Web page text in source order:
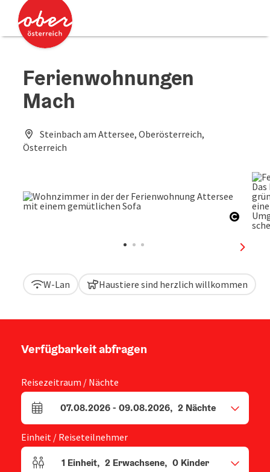
Zum Inhalt
Zum Seitenanfang
Ferienwohnungen
Mach
Steinbach am Attersee, Oberösterreich,
Österreich
W-Lan Haustiere sind herzlich willkommen
Verfügbarkeit abfragen
Reisezeitraum / Nächte
An- und Abreisefelder
07.08.2026- 09.08.2026, 2 Nächte
Einheit / Reiseteilnehmer
Einheitenanzahl und Personenfelder
1 Einheit, 2 Erwachsene, 0 Kinder